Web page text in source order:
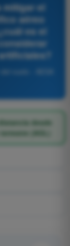
mitigar el
aéreo
es el
vuelo - AESA
desde
(AGL)